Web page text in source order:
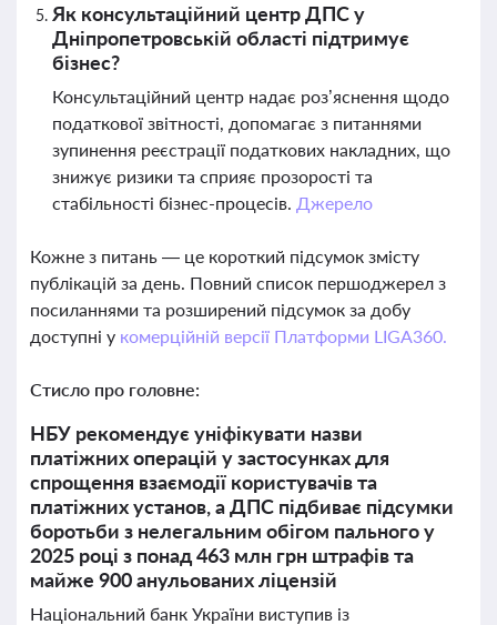
Як консультаційний центр ДПС у
Дніпропетровській області підтримує
бізнес?
Консультаційний центр надає роз’яснення щодо
податкової звітності, допомагає з питаннями
зупинення реєстрації податкових накладних, що
знижує ризики та сприяє прозорості та
стабільності бізнес-процесів. Джерело
Кожне з питань — це короткий підсумок змісту
публікацій за день. Повний список першоджерел з
посиланнями та розширений підсумок за добу
доступні у комерційній версії Платформи LIGA360.
Стисло про головне:
НБУ рекомендує уніфікувати назви
платіжних операцій у застосунках для
спрощення взаємодії користувачів та
платіжних установ, а ДПС підбиває підсумки
боротьби з нелегальним обігом пального у
2025 році з понад 463 млн грн штрафів та
майже 900 анульованих ліцензій
Національний банк України виступив із